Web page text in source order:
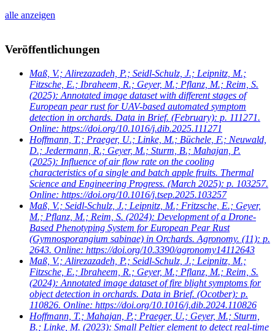
alle anzeigen
Veröffentlichungen
Maß, V.; Alirezazadeh, P.; Seidl-Schulz, J.; Leipnitz, M.;
Fitzsche, E.; Ibraheem, R.; Geyer, M.; Pflanz, M.; Reim, S.
(2025): Annotated image dataset with different stages of
European pear rust for UAV-based automated symptom
detection in orchards. Data in Brief. (February): p. 111271.
Online: https://doi.org/10.1016/j.dib.2025.111271
Hoffmann, T.; Praeger, U.; Linke, M.; Büchele, F.; Neuwald,
D.; Jedermann, R.; Geyer, M.; Sturm, B.; Mahajan, P.
(2025): Influence of air flow rate on the cooling
characteristics of a single and batch apple fruits. Thermal
Science and Engineering Progress. (March 2025): p. 103257.
Online: https://doi.org/10.1016/j.tsep.2025.103257
Maß, V.; Seidl-Schulz, J.; Leipnitz, M.; Fritzsche, E.; Geyer,
M.; Pflanz, M.; Reim, S. (2024): Development of a Drone-
Based Phenotyping System for European Pear Rust
(Gymnosporangium sabinae) in Orchards. Agronomy. (11): p.
2643. Online: https://doi.org/10.3390/agronomy14112643
Maß, V.; Alirezazadeh, P.; Seidl-Schulz, J.; Leipnitz, M.;
Fitzsche, E.; Ibraheem, R.; Geyer, M.; Pflanz, M.; Reim, S.
(2024): Annotated image dataset of fire blight symptoms for
object detection in orchards. Data in Brief. (Ocotber): p.
110826. Online: https://doi.org/10.1016/j.dib.2024.110826
Hoffmann, T.; Mahajan, P.; Praeger, U.; Geyer, M.; Sturm,
B.; Linke, M. (2023): Small Peltier element to detect real-time